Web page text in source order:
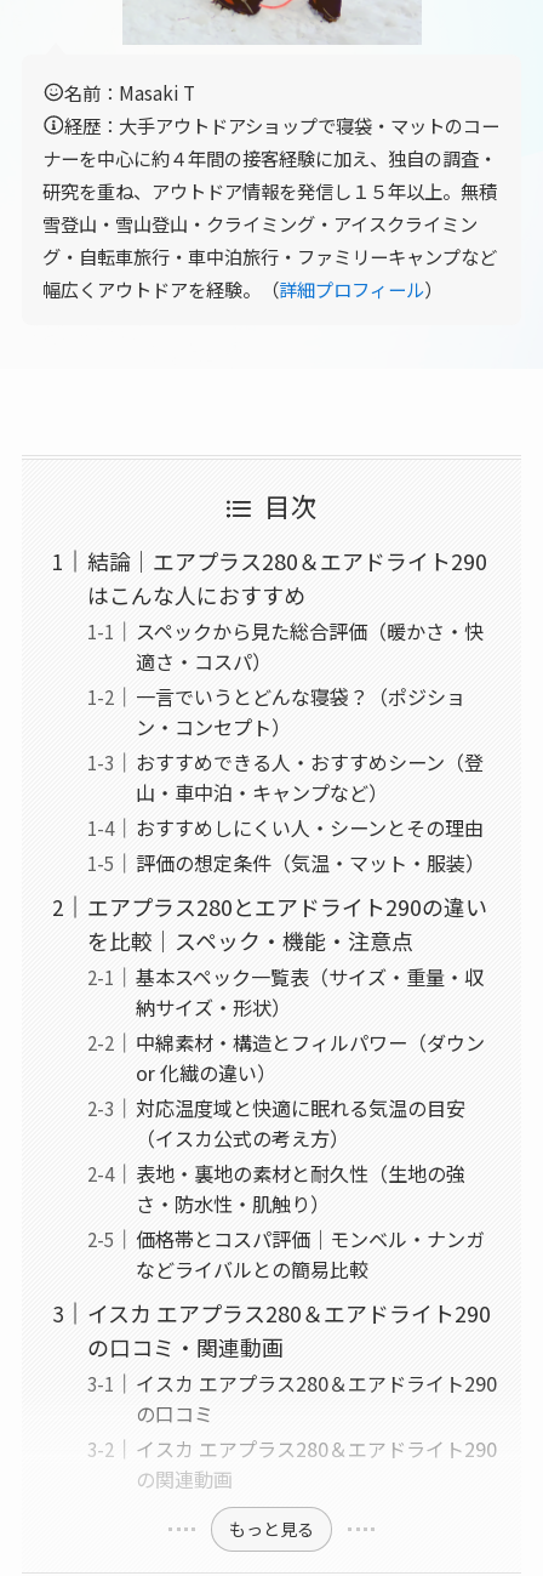
名前：Masaki T
経歴：大手アウトドアショップで寝袋・マットのコー
ナーを中心に約４年間の接客経験に加え、独自の調査・
研究を重ね、アウトドア情報を発信し１５年以上。無積
雪登山・雪山登山・クライミング・アイスクライミン
グ・自転車旅行・車中泊旅行・ファミリーキャンプなど
幅広くアウトドアを経験。（詳細プロフィール）
目次
結論｜エアプラス280＆エアドライト290
はこんな人におすすめ
スペックから見た総合評価（暖かさ・快
適さ・コスパ）
一言でいうとどんな寝袋？（ポジショ
ン・コンセプト）
おすすめできる人・おすすめシーン（登
山・車中泊・キャンプなど）
おすすめしにくい人・シーンとその理由
評価の想定条件（気温・マット・服装）
エアプラス280とエアドライト290の違い
を比較｜スペック・機能・注意点
基本スペック一覧表（サイズ・重量・収
納サイズ・形状）
中綿素材・構造とフィルパワー（ダウン
or 化繊の違い）
対応温度域と快適に眠れる気温の目安
（イスカ公式の考え方）
表地・裏地の素材と耐久性（生地の強
さ・防水性・肌触り）
価格帯とコスパ評価｜モンベル・ナンガ
などライバルとの簡易比較
イスカ エアプラス280＆エアドライト290
の口コミ・関連動画
イスカ エアプラス280＆エアドライト290
の口コミ
イスカ エアプラス280＆エアドライト290
の関連動画
もっと見る